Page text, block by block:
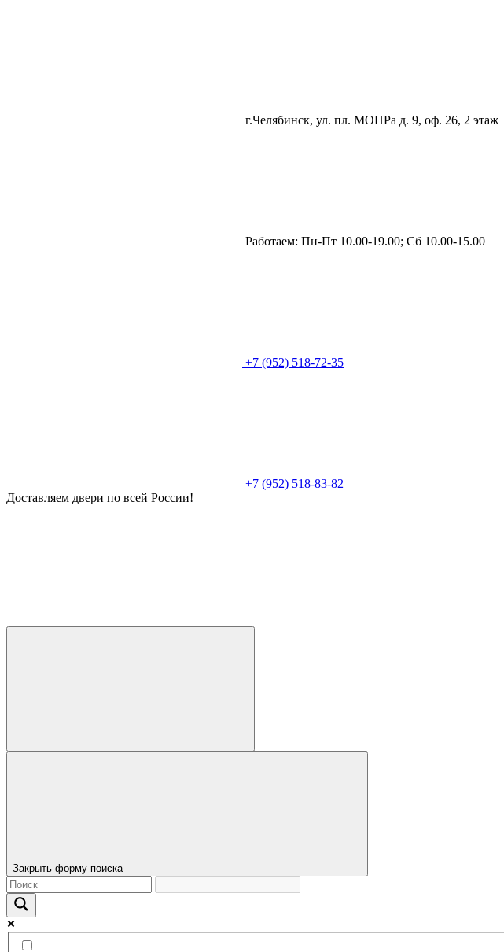
г.Челябинск, ул. пл. МОПРа д. 9, оф. 26, 2 этаж
Работаем: Пн-Пт 10.00-19.00; Сб 10.00-15.00
+7 (952) 518-72-35
+7 (952) 518-83-82
Доставляем двери по всей России!
Закрыть форму поиска